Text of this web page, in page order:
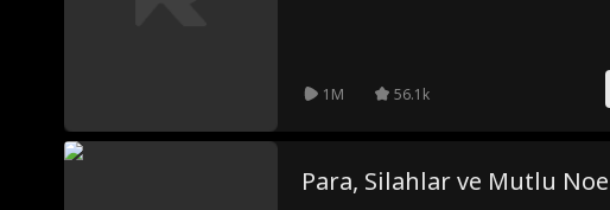
1M 56.1k
Para, Silahlar ve Mutlu